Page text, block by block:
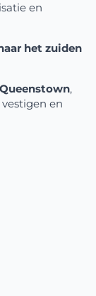
en
het zuiden
,
en